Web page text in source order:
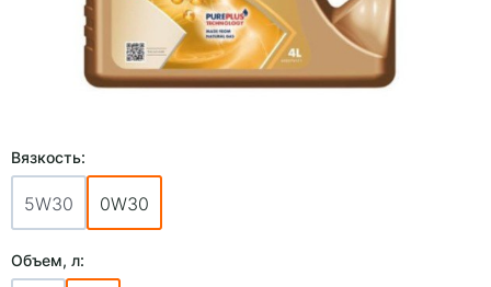
Вязкость:
5W30 0W30
Объем, л: